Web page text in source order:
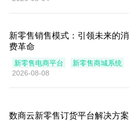
新零售销售模式：引领未来的消
费革命
新零售电商平台
新零售商城系统
2026-08-08
数商云新零售订货平台解决方案